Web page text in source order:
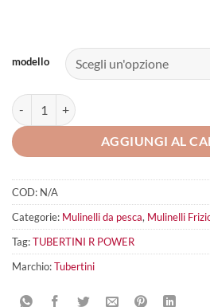
modello
TUBERTINI R Power quantità
AGGIUNGI AL
COD: N/A
Categorie: Mulinelli da pesca, Mulinelli
Tag:TUBERTINI R POWER
Marchio:Tubertini